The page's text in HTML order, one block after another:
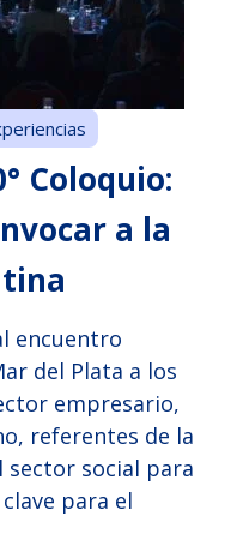
Coloquio:
a la
encuentro
del Plata a los
empresario,
referentes de la
sector social para
para el